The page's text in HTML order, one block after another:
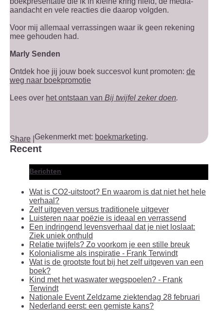
aandacht en vele reacties die daarop volgden.
Voor mij allemaal verrassingen waar ik geen rekening
mee gehouden had.
Marly Senden
Ontdek hoe jij jouw boek succesvol kunt promoten: de
weg naar boekpromotie
Lees over het ontstaan van Bij twijfel zeker doen.
Share Gekenmerkt met: boekmarketing.
Recent
Berichten
Wat is CO2-uitstoot? En waarom is dat niet het hele
verhaal?
Zelf uitgeven versus traditionele uitgever
Luisteren naar poëzie is ideaal en verrassend
Een indringend levensverhaal dat je niet loslaat:
Ziek uniek onthuld
Relatie twijfels? Zo voorkom je een stille breuk
Kolonialisme als inspiratie - Frank Terwindt
Wat is de grootste fout bij het zelf uitgeven van een
boek?
Kind met het waswater wegspoelen? - Frank
Terwindt
Nationale Event Zeldzame ziektendag 28 februari
Nederland eerst: een gemiste kans?